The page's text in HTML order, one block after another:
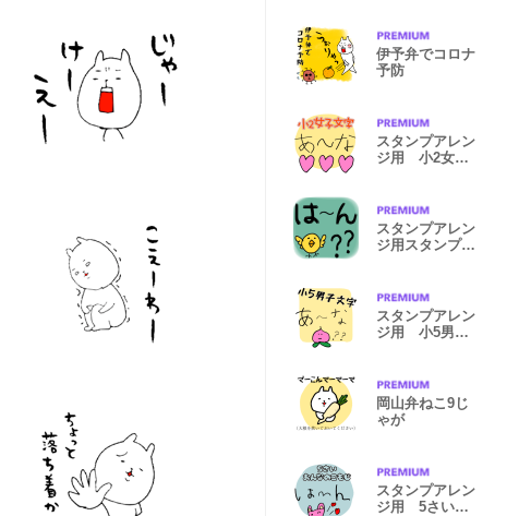
伊予弁でコロナ
予防
スタンプアレン
ジ用 小2女子
スタンプアレン
ジ用スタンプ！
スタンプアレン
ジ用 小5男子
岡山弁ねこ9じ
ゃが
スタンプアレン
ジ用 5さい女